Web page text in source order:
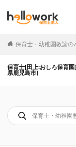
保育士・幼稚園教諭の
保育士[田上:おしろ保育
県鹿児島市)